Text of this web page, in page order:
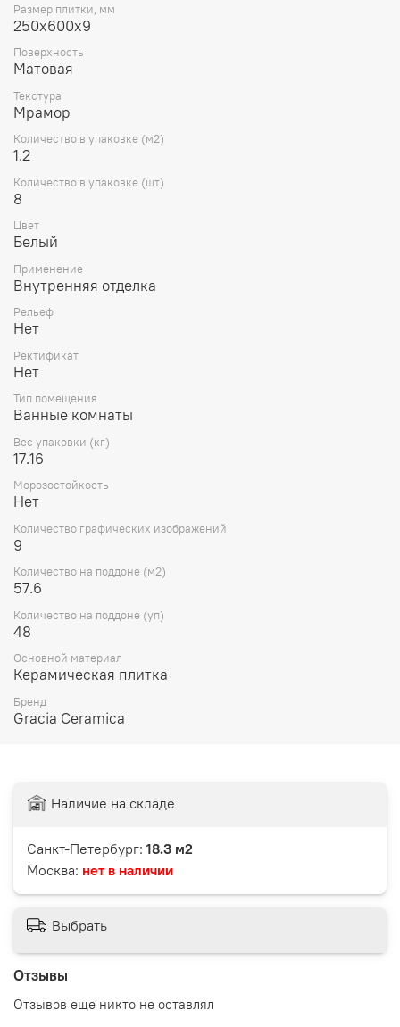
Размер плитки, мм
250х600х9
Поверхность
Матовая
Текстура
Мрамор
Количество в упаковке (м2)
1.2
Количество в упаковке (шт)
8
Цвет
Белый
Применение
Внутренняя отделка
Рельеф
Нет
Ректификат
Нет
Тип помещения
Ванные комнаты
Вес упаковки (кг)
17.16
Морозостойкость
Нет
Количество графических изображений
9
Количество на поддоне (м2)
57.6
Количество на поддоне (уп)
48
Основной материал
Керамическая плитка
Бренд
Gracia Ceramica
Отзывы
Отзывов еще никто не оставлял
Наличие на складе
Санкт-Петербург: 18.3 м2
Москва: нет в наличии
Выбрать